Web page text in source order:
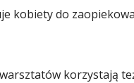
kobiety do
korzystają